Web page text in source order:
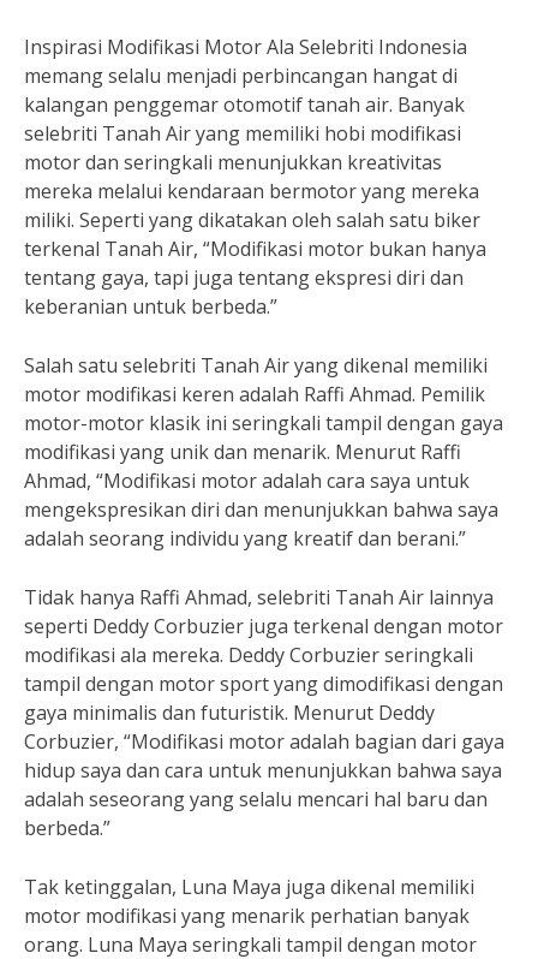
Inspirasi Modifikasi Motor Ala Selebriti Indonesia
memang selalu menjadi perbincangan hangat di
kalangan penggemar otomotif tanah air. Banyak
selebriti Tanah Air yang memiliki hobi modifikasi
motor dan seringkali menunjukkan kreativitas
mereka melalui kendaraan bermotor yang mereka
miliki. Seperti yang dikatakan oleh salah satu biker
terkenal Tanah Air, “Modifikasi motor bukan hanya
tentang gaya, tapi juga tentang ekspresi diri dan
keberanian untuk berbeda.”
Salah satu selebriti Tanah Air yang dikenal memiliki
motor modifikasi keren adalah Raffi Ahmad. Pemilik
motor-motor klasik ini seringkali tampil dengan gaya
modifikasi yang unik dan menarik. Menurut Raffi
Ahmad, “Modifikasi motor adalah cara saya untuk
mengekspresikan diri dan menunjukkan bahwa saya
adalah seorang individu yang kreatif dan berani.”
Tidak hanya Raffi Ahmad, selebriti Tanah Air lainnya
seperti Deddy Corbuzier juga terkenal dengan motor
modifikasi ala mereka. Deddy Corbuzier seringkali
tampil dengan motor sport yang dimodifikasi dengan
gaya minimalis dan futuristik. Menurut Deddy
Corbuzier, “Modifikasi motor adalah bagian dari gaya
hidup saya dan cara untuk menunjukkan bahwa saya
adalah seseorang yang selalu mencari hal baru dan
berbeda.”
Tak ketinggalan, Luna Maya juga dikenal memiliki
motor modifikasi yang menarik perhatian banyak
orang. Luna Maya seringkali tampil dengan motor